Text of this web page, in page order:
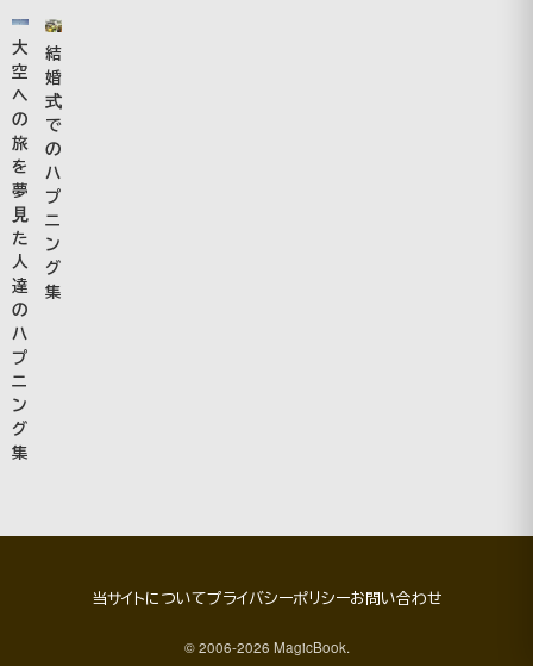
大
空
へ
の
旅
を
夢
見
た
人
達
の
ハ
プ
ニ
ン
グ
集
結
婚
式
で
の
ハ
プ
ニ
ン
グ
集
当サイトについてプライバシーポリシーお問い合わせ
© 2006-2026 MagicBook.